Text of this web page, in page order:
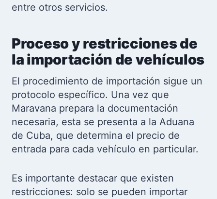
entre otros servicios.
Proceso y restricciones de
la importación de vehículos
El procedimiento de importación sigue un
protocolo específico. Una vez que
Maravana prepara la documentación
necesaria, esta se presenta a la Aduana
de Cuba, que determina el precio de
entrada para cada vehículo en particular.
Es importante destacar que existen
restricciones: solo se pueden importar